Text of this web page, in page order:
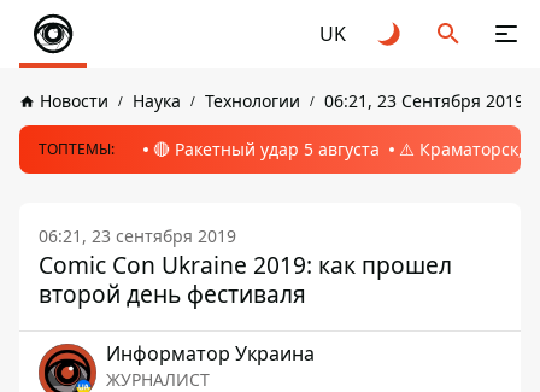
UK
Новости Наука Технологии 06:21, 23 Сентября 2019
ТОПТЕМЫ: 🔴 Ракетный удар 5 августа ⚠️ Краматорск,
06:21, 23 сентября 2019
Comic Con Ukraine 2019: как прошел
второй день фестиваля
Информатор Украина
ЖУРНАЛИСТ